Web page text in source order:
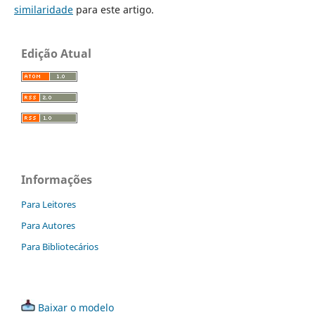
similaridadepara este artigo.
Edição Atual
Informações
Para Leitores
Para Autores
Para Bibliotecários
Baixar o modelo